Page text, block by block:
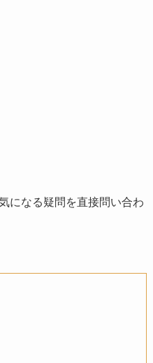
になる疑問を直接問い合わ